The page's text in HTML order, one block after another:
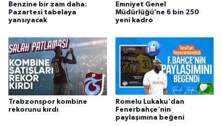
Benzine bir zam daha:
Pazartesi tabelaya
yansıyacak
Emniyet Genel
Müdürlüğü’ne 6 bin 250
yeni kadro
Trabzonspor kombine
rekorunu kırdı
Romelu Lukaku'dan
Fenerbahçe'nin
paylaşımına beğeni